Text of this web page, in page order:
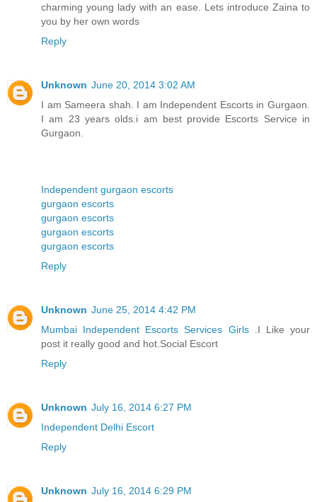
charming young lady with an ease. Lets introduce Zaina to
you by her own words
Reply
Unknown June 20, 2014 3:02 AM
I am Sameera shah. I am Independent Escorts in Gurgaon.
I am 23 years olds.i am best provide Escorts Service in
Gurgaon.
Independent gurgaon escorts
gurgaon escorts
gurgaon escorts
gurgaon escorts
gurgaon escorts
Reply
Unknown June 25, 2014 4:42 PM
Mumbai Independent Escorts Services Girls.I Like your
post it really good and hot.Social Escort
Reply
Unknown July 16, 2014 6:27 PM
Independent Delhi Escort
Reply
Unknown July 16, 2014 6:29 PM